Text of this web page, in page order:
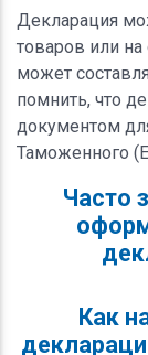
Декларация
товаров или
может
помнить, что
документом
Таможенного
Часто
Как